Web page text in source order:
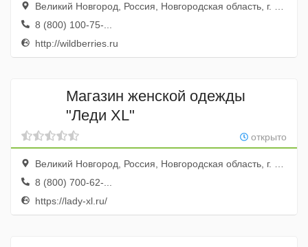
Великий Новгород, Россия, Новгородская область, г. Великий Новгород, ул. Большая Московская, д. 124
8 (800) 100-75-...
http://wildberries.ru
Магазин женской одежды
"Леди XL"
открыто
Великий Новгород, Россия, Новгородская область, г. Великий Новгород, ул. Псковская, д. 32
8 (800) 700-62-...
https://lady-xl.ru/